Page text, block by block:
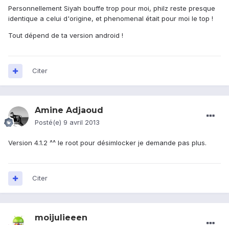
Personnellement Siyah bouffe trop pour moi, philz reste presque
identique a celui d'origine, et phenomenal était pour moi le top !
Tout dépend de ta version android !
Citer
Amine Adjaoud
Posté(e) 9 avril 2013
Version 4.1.2 ^^ le root pour désimlocker je demande pas plus.
Citer
moijulieeen